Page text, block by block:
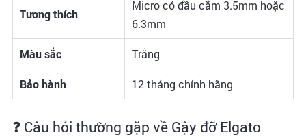
Tương thích
Micro có đầu cắm 3.5mm hoặc
6.3mm
Màu sắc Trắng
Bảo hành 12 tháng chính hãng
❓ Câu hỏi thường gặp về Gậy đỡ Elgato